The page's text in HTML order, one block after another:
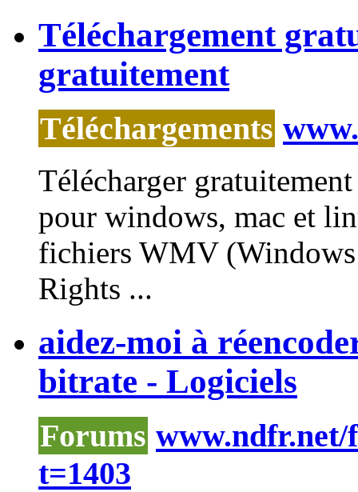
Téléchargement
gratuitement
Téléchargements
Télécharger
pour windows, mac et
fichiers WMV
Rights ...
aidez-moi à
bitrate - Logiciels
Forums www.ndfr.net/
t=1403